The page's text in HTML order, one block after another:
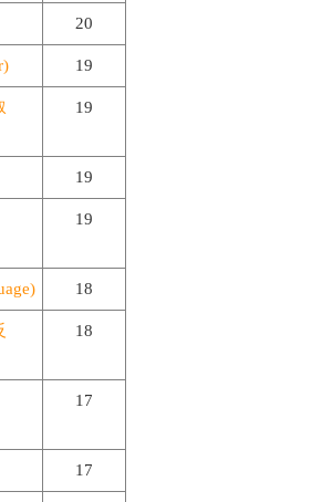
20
19
19
19
19
18
18
17
17